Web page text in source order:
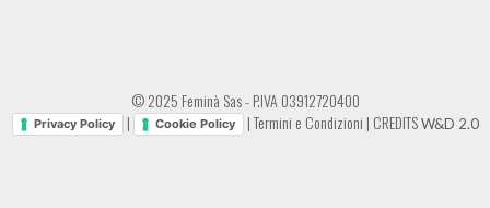
© 2025 Feminà Sas - P.IVA 03912720400
Privacy Policy | Cookie Policy |Termini e Condizioni | CREDITSW&D 2.0